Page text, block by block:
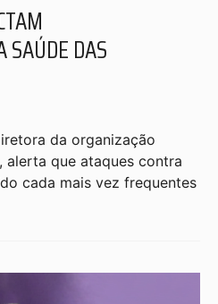
SAÚDE DAS
da organização
alerta que ataques contra
cada mais vez frequentes